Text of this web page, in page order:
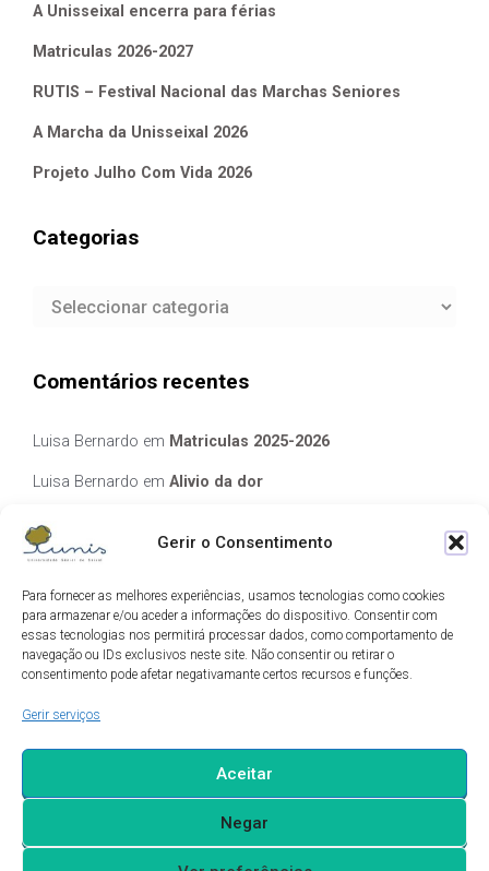
Gerir o Consentimento
Para fornecer as melhores experiências, usamos tecnologias como cookies
para armazenar e/ou aceder a informações do dispositivo. Consentir com
essas tecnologias nos permitirá processar dados, como comportamento de
navegação ou IDs exclusivos neste site. Não consentir ou retirar o
consentimento pode afetar negativamante certos recursos e funções.
Gerir serviços
Aceitar
Negar
A Unisseixal encerra para férias
Matriculas 2026-2027
RUTIS – Festival Nacional das Marchas Seniores
A Marcha da Unisseixal 2026
Projeto Julho Com Vida 2026
Categorias
Categorias
Comentários recentes
Luisa Bernardo em Matriculas 2025-2026
Luisa Bernardo em Alivio da dor
Manuela Silva
elisabete Garcia Fernandes Serra
Luis GuedesemEcos de Camilo
Arquivo
Arquivo